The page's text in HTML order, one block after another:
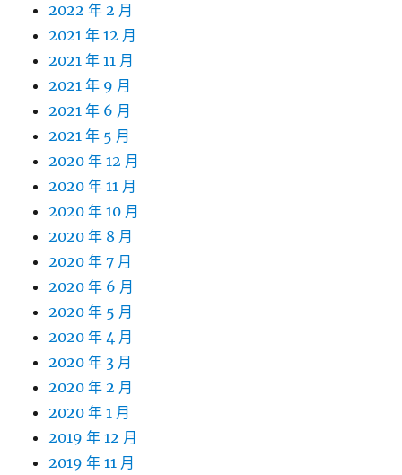
2022 年 2 月
2021 年 12 月
2021 年 11 月
2021 年 9 月
2021 年 6 月
2021 年 5 月
2020 年 12 月
2020 年 11 月
2020 年 10 月
2020 年 8 月
2020 年 7 月
2020 年 6 月
2020 年 5 月
2020 年 4 月
2020 年 3 月
2020 年 2 月
2020 年 1 月
2019 年 12 月
2019 年 11 月